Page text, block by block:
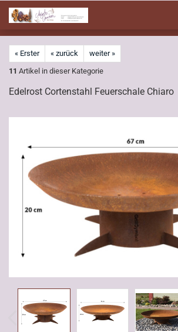
zum
Hauptinhalt
« Erster « zurück
weiter »
11 Artikel in dieser Kategorie
Edelrost Cortenstahl Feuerschale Chiaro